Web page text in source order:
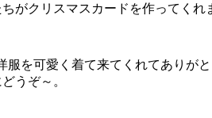
がクリスマスカードを作ってくれ
服を可愛く着て来てくれてありがと
うぞ～。